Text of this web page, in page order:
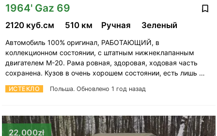
1964' Gaz 69
ИСТЕКЛО Польша. Обновлено 1 год назад
2120 куб.см 510 км Ручная Зеленый
Автомобиль 100% оригинал, РАБОТАЮЩИЙ, в
коллекционном состоянии, с штатным нижнеклапанным
двигателем М-20. Рама ровная, здоровая, ходовая часть
сохранена. Кузов в очень хорошем состоянии, есть лишь …
22,000zł